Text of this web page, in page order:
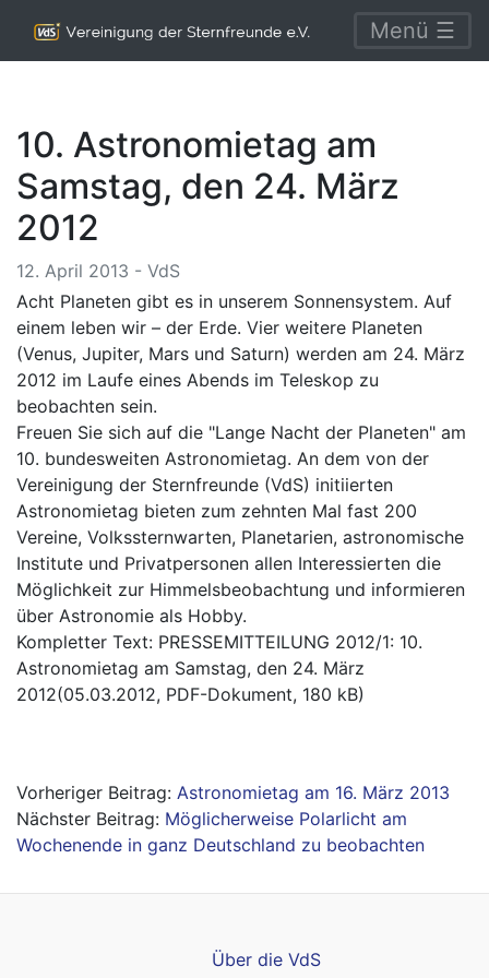
Menü ☰
10. Astronomietag am
Samstag, den 24. März
2012
12. April 2013 - VdS
Acht Planeten gibt es in unserem Sonnensystem. Auf
einem leben wir – der Erde. Vier weitere Planeten
(Venus, Jupiter, Mars und Saturn) werden am 24. März
2012 im Laufe eines Abends im Teleskop zu
beobachten sein.
Freuen Sie sich auf die "Lange Nacht der Planeten" am
10. bundesweiten Astronomietag. An dem von der
Vereinigung der Sternfreunde (VdS) initiierten
Astronomietag bieten zum zehnten Mal fast 200
Vereine, Volkssternwarten, Planetarien, astronomische
Institute und Privatpersonen allen Interessierten die
Möglichkeit zur Himmelsbeobachtung und informieren
über Astronomie als Hobby.
Kompletter Text: PRESSEMITTEILUNG 2012/1: 10.
Astronomietag am Samstag, den 24. März
2012(05.03.2012, PDF-Dokument, 180 kB)
BeitragsnavigationAstronomietag am 16. März 2013
Möglicherweise Polarlicht am
Wochenende in ganz Deutschland zu beobachten
Über die VdS